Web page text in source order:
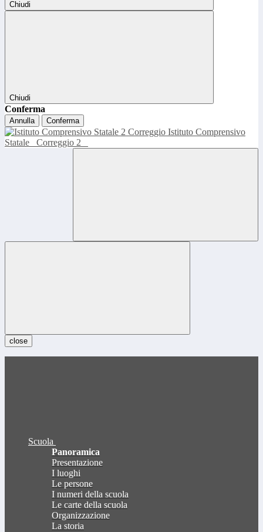
Chiudi
Chiudi
Conferma
Annulla Conferma
Istituto Comprensivo
Statale
Correggio 2
close
Scuola
Panoramica
Presentazione
I luoghi
Le persone
I numeri della scuola
Le carte della scuola
Organizzazione
La storia